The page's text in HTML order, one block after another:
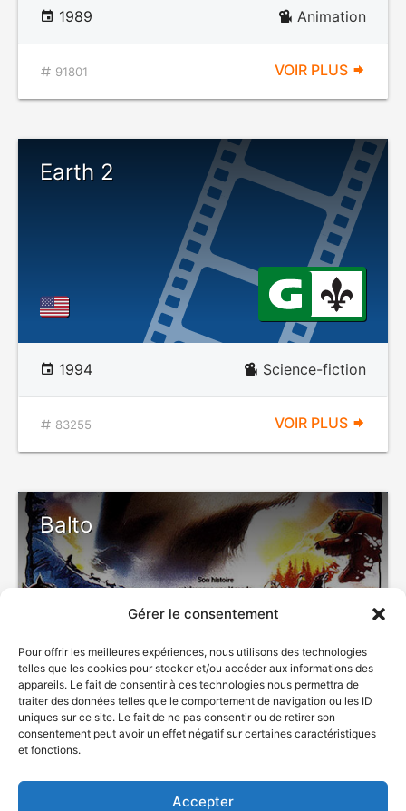
Gérer le consentement
Pour offrir les meilleures expériences, nous utilisons des technologies
telles que les cookies pour stocker et/ou accéder aux informations des
appareils. Le fait de consentir à ces technologies nous permettra de
traiter des données telles que le comportement de navigation ou les ID
uniques sur ce site. Le fait de ne pas consentir ou de retirer son
consentement peut avoir un effet négatif sur certaines caractéristiques
et fonctions.
Accepter
1989 Animation
91801 VOIR PLUS
Earth 2
1994 Science-fiction
83255 VOIR PLUS
Balto
1995 Animation